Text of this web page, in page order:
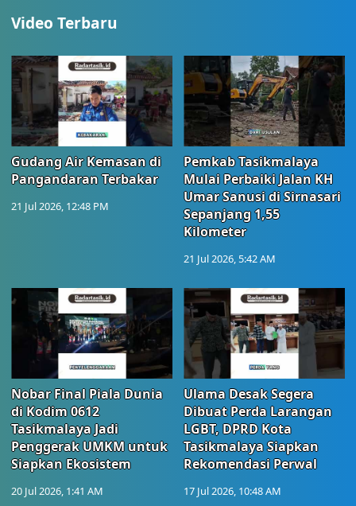
Video Terbaru
Gudang Air Kemasan di
Pangandaran Terbakar
21 Jul 2026, 12:48 PM
Pemkab Tasikmalaya
Mulai Perbaiki Jalan KH
Umar Sanusi di Sirnasari
Sepanjang 1,55
Kilometer
21 Jul 2026, 5:42 AM
Nobar Final Piala Dunia
di Kodim 0612
Tasikmalaya Jadi
Penggerak UMKM untuk
Siapkan Ekosistem
20 Jul 2026, 1:41 AM
Ulama Desak Segera
Dibuat Perda Larangan
LGBT, DPRD Kota
Tasikmalaya Siapkan
Rekomendasi Perwal
17 Jul 2026, 10:48 AM